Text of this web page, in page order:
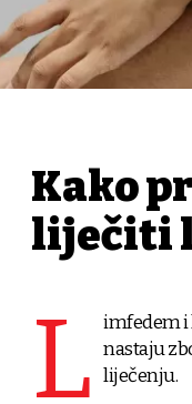
Kako
liječiti
L imfedem i
nastaju
liječenju.